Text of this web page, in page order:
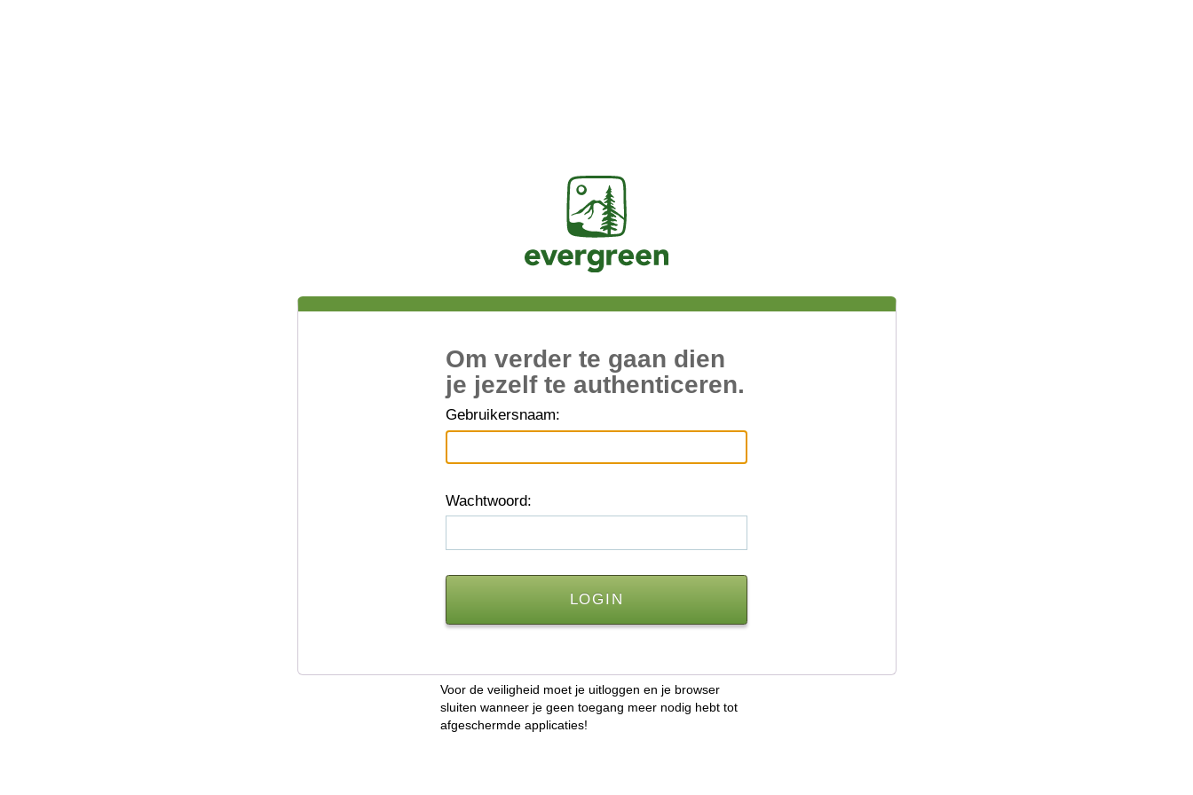
Jasig
Om verder te gaan dien
je jezelf te authenticeren.
Gebruikersnaam:
Wachtwoord:
Voor de veiligheid moet je uitloggen en je browser
sluiten wanneer je geen toegang meer nodig hebt tot
afgeschermde applicaties!